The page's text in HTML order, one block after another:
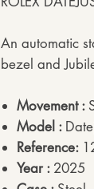
An automatic
bezel and
Movement :
Model :
Reference:
Year : 2025